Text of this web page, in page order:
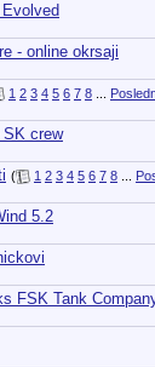
- online okrsaji
1 2 3 4 5 6 7 8...
SK crew
( 1 2 3 4 5 6 7 8...
5.2
FSK Tank